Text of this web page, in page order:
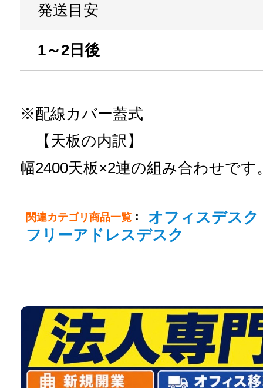
発送目安
1～2日後
※配線カバー蓋式
【天板の内訳】
幅2400天板×2連の組み合わせです
関連カテゴリ商品一覧 ：
オフィスデスク
フリーアドレスデスク